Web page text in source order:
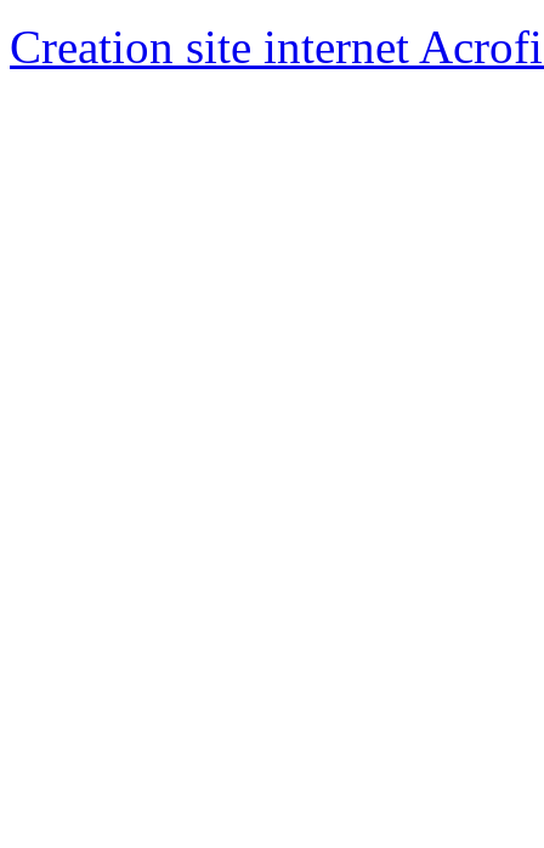
Creation site internet